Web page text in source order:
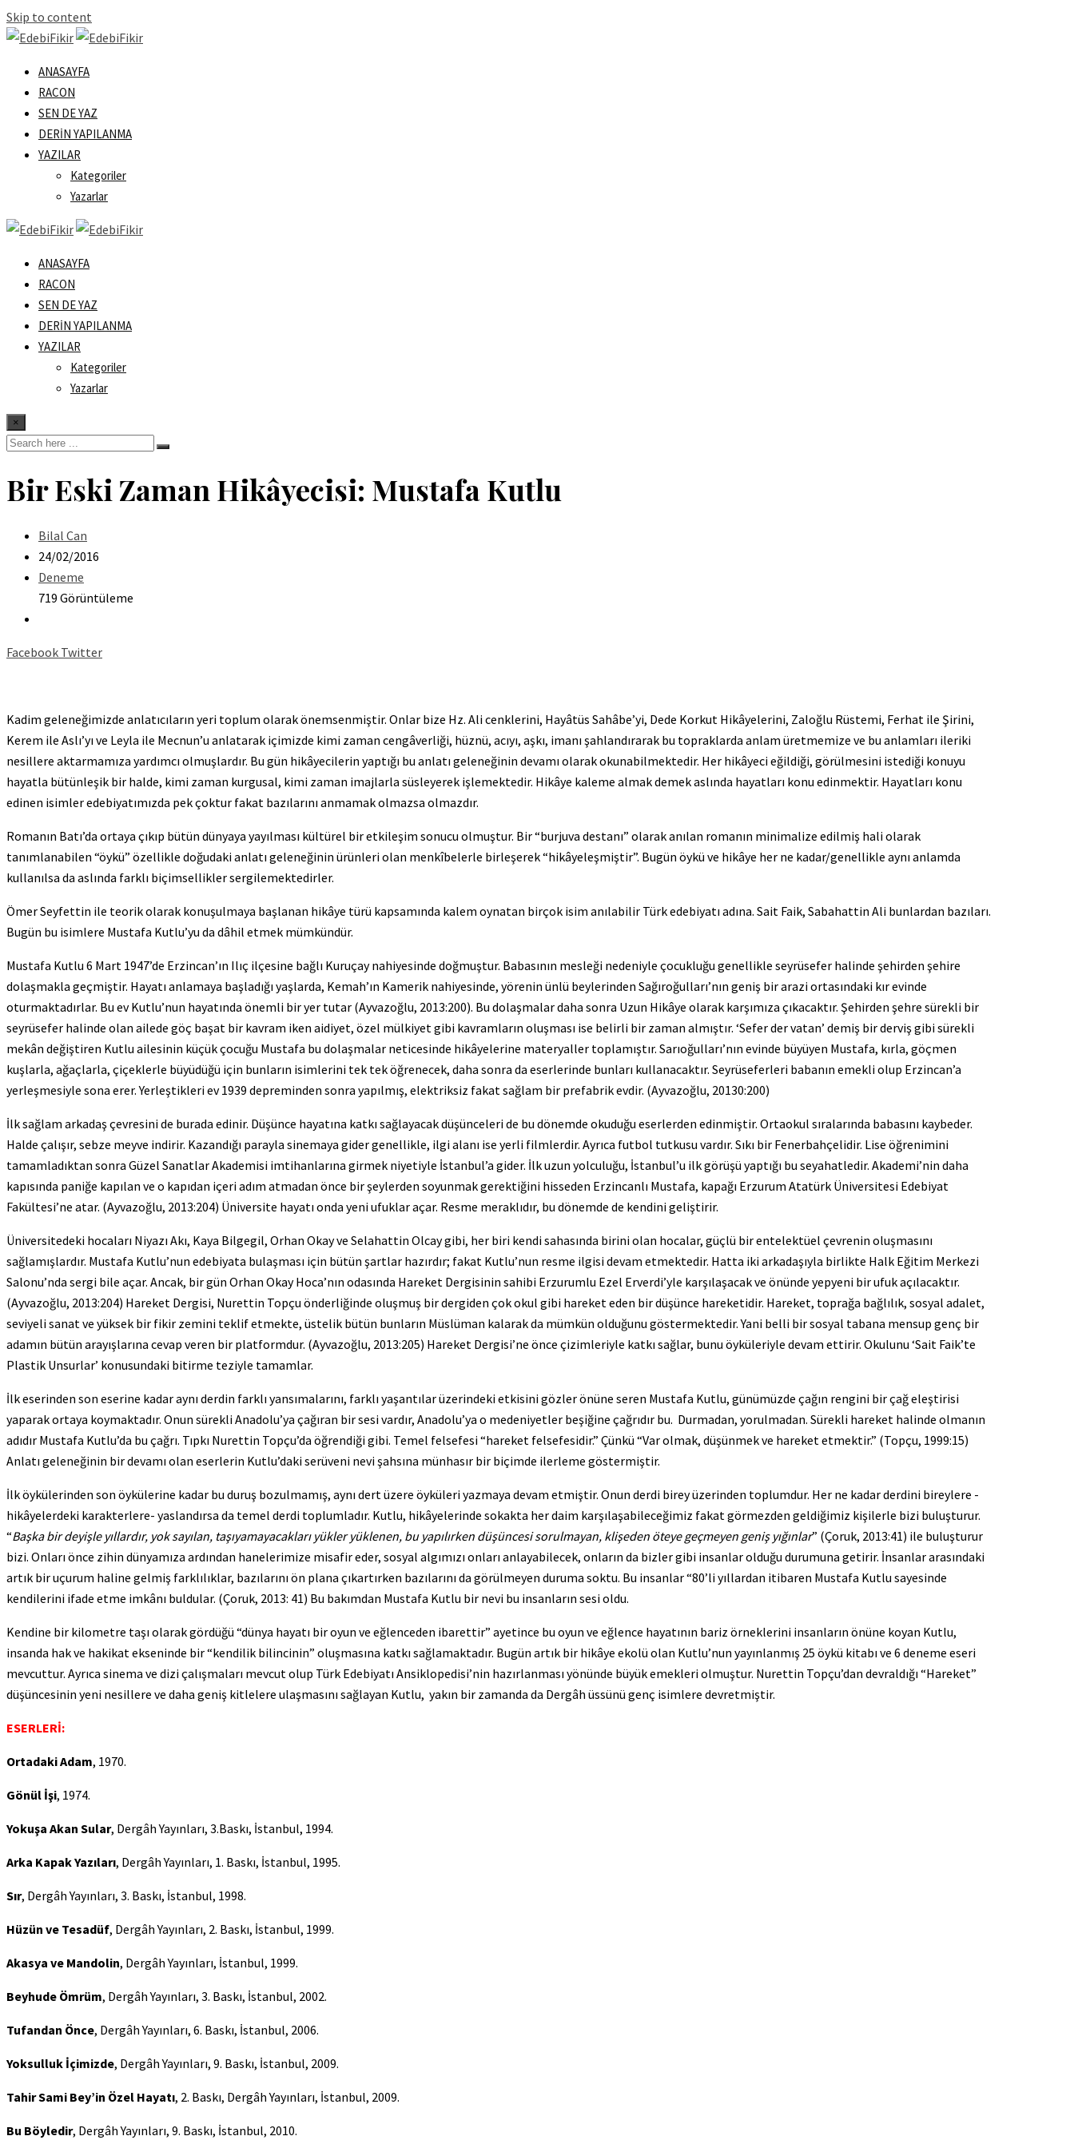
Skip to content
ANASAYFA
RACON
SEN DE YAZ
DERIN YAPILANMA
YAZILAR
Kategoriler
Yazarlar
ANASAYFA
RACON
SEN DE YAZ
DERIN YAPILANMA
YAZILAR
Kategoriler
Yazarlar
×
Bir Eski Zaman Hikâyecisi: Mustafa Kutlu
Bilal Can
24/02/2016
Deneme
719 Görüntüleme
Facebook Twitter
Kadim geleneğimizde anlatıcıların yeri toplum olarak önemsenmiştir. Onlar bize Hz. Ali cenklerini, Hayâtüs Sahâbe’yi, Dede Korkut Hikâyelerini, Zaloğlu Rüstemi, Ferhat ile Şirini,
Kerem ile Aslı’yı ve Leyla ile Mecnun’u anlatarak içimizde kimi zaman cengâverliği, hüznü, acıyı, aşkı, imanı şahlandırarak bu topraklarda anlam üretmemize ve bu anlamları ileriki
nesillere aktarmamıza yardımcı olmuşlardır. Bu gün hikâyecilerin yaptığı bu anlatı geleneğinin devamı olarak okunabilmektedir. Her hikâyeci eğildiği, görülmesini istediği konuyu
hayatla bütünleşik bir halde, kimi zaman kurgusal, kimi zaman imajlarla süsleyerek işlemektedir. Hikâye kaleme almak demek aslında hayatları konu edinmektir. Hayatları konu
edinen isimler edebiyatımızda pek çoktur fakat bazılarını anmamak olmazsa olmazdır.
Romanın Batı’da ortaya çıkıp bütün dünyaya yayılması kültürel bir etkileşim sonucu olmuştur. Bir “burjuva destanı” olarak anılan romanın minimalize edilmiş hali olarak
tanımlanabilen “öykü” özellikle doğudaki anlatı geleneğinin ürünleri olan menkîbelerle birleşerek “hikâyeleşmiştir”. Bugün öykü ve hikâye her ne kadar/genellikle aynı anlamda
kullanılsa da aslında farklı biçimsellikler sergilemektedirler.
Ömer Seyfettin ile teorik olarak konuşulmaya başlanan hikâye türü kapsamında kalem oynatan birçok isim anılabilir Türk edebiyatı adına. Sait Faik, Sabahattin Ali bunlardan bazıları.
Bugün bu isimlere Mustafa Kutlu’yu da dâhil etmek mümkündür.
Mustafa Kutlu 6 Mart 1947’de Erzincan’ın Ilıç ilçesine bağlı Kuruçay nahiyesinde doğmuştur. Babasının mesleği nedeniyle çocukluğu genellikle seyrüsefer halinde şehirden şehire
dolaşmakla geçmiştir. Hayatı anlamaya başladığı yaşlarda, Kemah’ın Kamerik nahiyesinde, yörenin ünlü beylerinden Sağıroğulları’nın geniş bir arazi ortasındaki kır evinde
oturmaktadırlar. Bu ev Kutlu’nun hayatında önemli bir yer tutar (Ayvazoğlu, 2013:200). Bu dolaşmalar daha sonra Uzun Hikâye olarak karşımıza çıkacaktır. Şehirden şehre sürekli bir
seyrüsefer halinde olan ailede göç başat bir kavram iken aidiyet, özel mülkiyet gibi kavramların oluşması ise belirli bir zaman almıştır. ‘Sefer der vatan’ demiş bir derviş gibi sürekli
mekân değiştiren Kutlu ailesinin küçük çocuğu Mustafa bu dolaşmalar neticesinde hikâyelerine materyaller toplamıştır. Sarıoğulları’nın evinde büyüyen Mustafa, kırla, göçmen
kuşlarla, ağaçlarla, çiçeklerle büyüdüğü için bunların isimlerini tek tek öğrenecek, daha sonra da eserlerinde bunları kullanacaktır. Seyrüseferleri babanın emekli olup Erzincan’a
yerleşmesiyle sona erer. Yerleştikleri ev 1939 depreminden sonra yapılmış, elektriksiz fakat sağlam bir prefabrik evdir. (Ayvazoğlu, 20130:200)
İlk sağlam arkadaş çevresini de burada edinir. Düşünce hayatına katkı sağlayacak düşünceleri de bu dönemde okuduğu eserlerden edinmiştir. Ortaokul sıralarında babasını kaybeder.
Halde çalışır, sebze meyve indirir. Kazandığı parayla sinemaya gider genellikle, ilgi alanı ise yerli filmlerdir. Ayrıca futbol tutkusu vardır. Sıkı bir Fenerbahçelidir. Lise öğrenimini
tamamladıktan sonra Güzel Sanatlar Akademisi imtihanlarına girmek niyetiyle İstanbul’a gider. İlk uzun yolculuğu, İstanbul’u ilk görüşü yaptığı bu seyahatledir. Akademi’nin daha
kapısında paniğe kapılan ve o kapıdan içeri adım atmadan önce bir şeylerden soyunmak gerektiğini hisseden Erzincanlı Mustafa, kapağı Erzurum Atatürk Üniversitesi Edebiyat
Fakültesi’ne atar. (Ayvazoğlu, 2013:204) Üniversite hayatı onda yeni ufuklar açar. Resme meraklıdır, bu dönemde de kendini geliştirir.
Üniversitedeki hocaları Niyazı Akı, Kaya Bilgegil, Orhan Okay ve Selahattin Olcay gibi, her biri kendi sahasında birini olan hocalar, güçlü bir entelektüel çevrenin oluşmasını
sağlamışlardır. Mustafa Kutlu’nun edebiyata bulaşması için bütün şartlar hazırdır; fakat Kutlu’nun resme ilgisi devam etmektedir. Hatta iki arkadaşıyla birlikte Halk Eğitim Merkezi
Salonu’nda sergi bile açar. Ancak, bir gün Orhan Okay Hoca’nın odasında Hareket Dergisinin sahibi Erzurumlu Ezel Erverdi’yle karşılaşacak ve önünde yepyeni bir ufuk açılacaktır.
(Ayvazoğlu, 2013:204) Hareket Dergisi, Nurettin Topçu önderliğinde oluşmuş bir dergiden çok okul gibi hareket eden bir düşünce hareketidir. Hareket, toprağa bağlılık, sosyal adalet,
seviyeli sanat ve yüksek bir fikir zemini teklif etmekte, üstelik bütün bunların Müslüman kalarak da mümkün olduğunu göstermektedir. Yani belli bir sosyal tabana mensup genç bir
adamın bütün arayışlarına cevap veren bir platformdur. (Ayvazoğlu, 2013:205) Hareket Dergisi’ne önce çizimleriyle katkı sağlar, bunu öyküleriyle devam ettirir. Okulunu ‘Sait Faik’te
Plastik Unsurlar’ konusundaki bitirme teziyle tamamlar.
İlk eserinden son eserine kadar aynı derdin farklı yansımalarını, farklı yaşantılar üzerindeki etkisini gözler önüne seren Mustafa Kutlu, günümüzde çağın rengini bir çağ eleştirisi
yaparak ortaya koymaktadır. Onun sürekli Anadolu’ya çağıran bir sesi vardır, Anadolu’ya o medeniyetler beşiğine çağrıdır bu. Durmadan, yorulmadan. Sürekli hareket halinde olmanın
adıdır Mustafa Kutlu’da bu çağrı. Tıpkı Nurettin Topçu’da öğrendiği gibi. Temel felsefesi “hareket felsefesidir.” Çünkü “Var olmak, düşünmek ve hareket etmektir.” (Topçu, 1999:15)
Anlatı geleneğinin bir devamı olan eserlerin Kutlu’daki serüveni nevi şahsına münhasır bir biçimde ilerleme göstermiştir.
İlk öykülerinden son öykülerine kadar bu duruş bozulmamış, aynı dert üzere öyküleri yazmaya devam etmiştir. Onun derdi birey üzerinden toplumdur. Her ne kadar derdini bireylere -
hikâyelerdeki karakterlere- yaslandırsa da temel derdi toplumladır. Kutlu, hikâyelerinde sokakta her daim karşılaşabileceğimiz fakat görmezden geldiğimiz kişilerle bizi buluşturur.
“Başka bir deyişle yıllardır, yok sayılan, taşıyamayacakları yükler yüklenen, bu yapılırken düşüncesi sorulmayan, klişeden öteye geçmeyen geniş yığınlar” (Çoruk, 2013:41) ile buluşturur
bizi. Onları önce zihin dünyamıza ardından hanelerimize misafir eder, sosyal algımızı onları anlayabilecek, onların da bizler gibi insanlar olduğu durumuna getirir. İnsanlar arasındaki
artık bir uçurum haline gelmiş farklılıklar, bazılarını ön plana çıkartırken bazılarını da görülmeyen duruma soktu. Bu insanlar “80’li yıllardan itibaren Mustafa Kutlu sayesinde
kendilerini ifade etme imkânı buldular. (Çoruk, 2013: 41) Bu bakımdan Mustafa Kutlu bir nevi bu insanların sesi oldu.
Kendine bir kilometre taşı olarak gördüğü “dünya hayatı bir oyun ve eğlenceden ibarettir” ayetince bu oyun ve eğlence hayatının bariz örneklerini insanların önüne koyan Kutlu,
insanda hak ve hakikat ekseninde bir “kendilik bilincinin” oluşmasına katkı sağlamaktadır. Bugün artık bir hikâye ekolü olan Kutlu’nun yayınlanmış 25 öykü kitabı ve 6 deneme eseri
mevcuttur. Ayrıca sinema ve dizi çalışmaları mevcut olup Türk Edebiyatı Ansiklopedisi’nin hazırlanması yönünde büyük emekleri olmuştur. Nurettin Topçu’dan devraldığı “Hareket”
düşüncesinin yeni nesillere ve daha geniş kitlelere ulaşmasını sağlayan Kutlu, yakın bir zamanda da Dergâh üssünü genç isimlere devretmiştir.
ESERLERİ:
Ortadaki Adam, 1970.
Gönül İşi, 1974.
Yokuşa Akan Sular, Dergâh Yayınları, 3.Baskı, İstanbul, 1994.
Arka Kapak Yazıları, Dergâh Yayınları, 1. Baskı, İstanbul, 1995.
Sır, Dergâh Yayınları, 3. Baskı, İstanbul, 1998.
Hüzün ve Tesadüf, Dergâh Yayınları, 2. Baskı, İstanbul, 1999.
Akasya ve Mandolin, Dergâh Yayınları, İstanbul, 1999.
Beyhude Ömrüm, Dergâh Yayınları, 3. Baskı, İstanbul, 2002.
Tufandan Önce, Dergâh Yayınları, 6. Baskı, İstanbul, 2006.
Yoksulluk İçimizde, Dergâh Yayınları, 9. Baskı, İstanbul, 2009.
Tahir Sami Bey’in Özel Hayatı, 2. Baskı, Dergâh Yayınları, İstanbul, 2009.
Bu Böyledir, Dergâh Yayınları, 9. Baskı, İstanbul, 2010.